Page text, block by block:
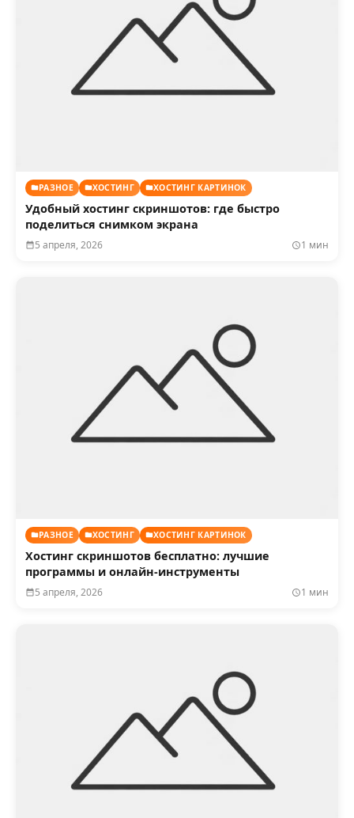
РАЗНОЕ ХОСТИНГ ХОСТИНГ КАРТИНОК
Удобный хостинг скриншотов: где быстро
поделиться снимком экрана
5 апреля, 2026 1 мин
РАЗНОЕ ХОСТИНГ ХОСТИНГ КАРТИНОК
Хостинг скриншотов бесплатно: лучшие
программы и онлайн-инструменты
5 апреля, 2026 1 мин